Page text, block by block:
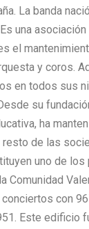
La banda
una
el
y coros.
en todos sus
su
ha
de las
uno de los
Comunidad
con
Este edificio